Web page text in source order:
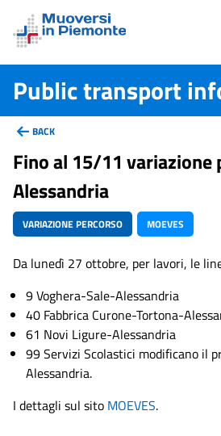
Public transport
BACK
Fino al 15/11 variazione
Alessandria
VARIAZIONE PERCORSO MOEVES
Da lunedì 27 ottobre, per lavori, le
9 Voghera-Sale-Alessandria
40 Fabbrica Curone-Tortona-
61 Novi Ligure-Alessandria
99 Servizi Scolastici modificano il
Alessandria.
I dettagli sul sito MOEVES.